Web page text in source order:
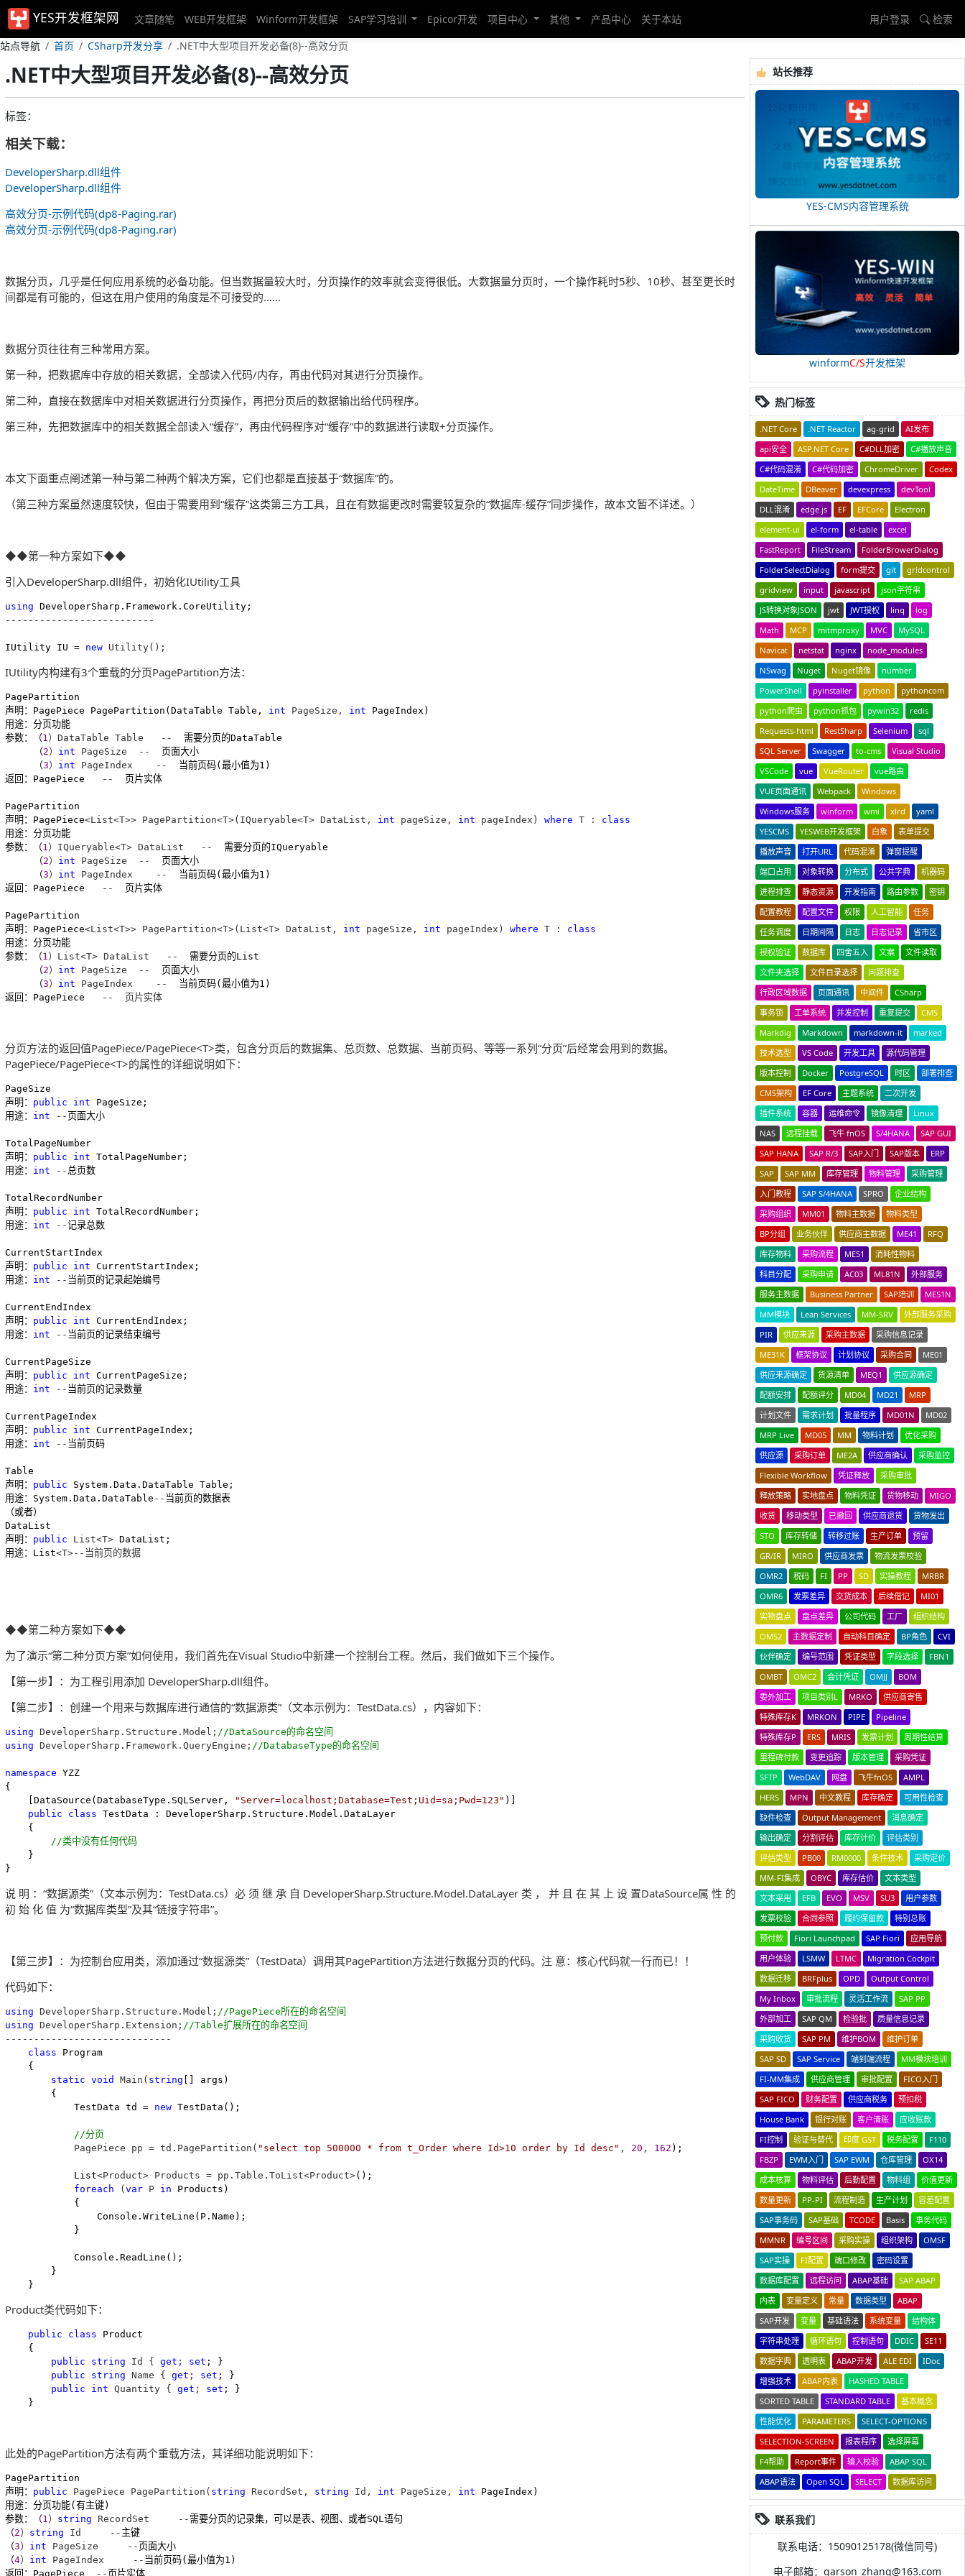
YES开发框架网 文章随笔 WEB开发框架 Winform开发框架 SAP学习培训 Epicor开发 项目中心 其他 产品中心 关于本站 用户登录
检索
站点导航
首页 CSharp开发分享 .NET中大型项目开发必备(8)--高效分页
.NET中大型项目开发必备(8)--高效分页
标签：
相关下载：
DeveloperSharp.dll组件
DeveloperSharp.dll组件
高效分页-示例代码(dp8-Paging.rar)
高效分页-示例代码(dp8-Paging.rar)
数据分页，几乎是任何应用系统的必备功能。但当数据量较大时，分页操作的效率就会变得很低。大数据量分页时，一个操作耗时5秒、10秒、甚至更长时
间都是有可能的，但这在用户使用的角度是不可接受的……
数据分页往往有三种常用方案。
第一种，把数据库中存放的相关数据，全部读入代码/内存，再由代码对其进行分页操作。
第二种，直接在数据库中对相关数据进行分页操作，再把分页后的数据输出给代码程序。
第三种，先把数据库中的相关数据全部读入“缓存”，再由代码程序对“缓存”中的数据进行读取+分页操作。
本文下面重点阐述第一种与第二种两个解决方案，它们也都是直接基于“数据库”的。
（第三种方案虽然速度较快，但由于需要用到“缓存”这类第三方工具，且在有数据更改时需要较复杂的“数据库-缓存”同步操作，故本文暂不详述。）
◆◆第一种方案如下◆◆
引入DeveloperSharp.dll组件，初始化IUtility工具
using
--------------------------
IUtility IU = new Utility();
IUtility内构建有3个重载的分页PagePartition方法：
PagePartition
声明：PagePiece PagePartition(DataTable Table, int PageSize, int PageIndex)
用途：分页功能
参数：（1 ）DataTable Table   --
  需要分页的DataTable
     （
2） int PageSize  --
  页面大小
     （
3） int PageIndex    --
  当前页码(最小值为1)
返回：PagePiece
--
  页片实体
PagePartition
声明：PagePiece<List<T>> PagePartition<T>(IQueryable<T> DataList, int pageSize, int pageIndex) where T : class
用途：分页功能
参数：（1 ）IQueryable<T> DataList   --
  需要分页的IQueryable
     （
2） int PageSize  --
  页面大小
     （
3） int PageIndex    --
  当前页码(最小值为1)
返回：PagePiece
--
  页片实体
PagePartition
声明：PagePiece<List<T>> PagePartition<T>(List<T> DataList, int pageSize, int pageIndex) where T : class
用途：分页功能
参数：（1 ）List<T> DataList   --
  需要分页的List
     （
2） int PageSize  --
  页面大小
     （
3） int PageIndex    --
  当前页码(最小值为1)
返回：PagePiece
--  页片实体
分页方法的返回值PagePiece/PagePiece<T>类，包含分页后的数据集、总页数、总数据、当前页码、等等一系列“分页”后经常会用到的数据。
PagePiece/PagePiece<T>的属性的详细说明如下：
PageSize
声明： public int PageSize;
用途： int -- 页面大小
TotalPageNumber
声明： public int TotalPageNumber;
用途： int -- 总页数
TotalRecordNumber
声明： public int TotalRecordNumber;
用途： int --记录总数
CurrentStartIndex
声明： public int CurrentStartIndex;
用途： int -- 当前页的记录起始编号
CurrentEndIndex
声明： public int CurrentEndIndex;
用途： int -- 当前页的记录结束编号
CurrentPageSize
声明： public int CurrentPageSize;
用途： int -- 当前页的记录数量
CurrentPageIndex
声明： public int CurrentPageIndex;
用途： int -- 当前页码
Table
声明： public System.Data.DataTable Table;
用途：System.Data.DataTable -- 当前页的数据表
（或者）
DataList
声明： public List<T> DataList;
用途：List<T>--当前页的数据
◆◆第二种方案如下◆◆
为了演示“第二种分页方案”如何使用，我们首先在Visual Studio中新建一个控制台工程。然后，我们做如下三个操作。
【第一步】：为工程引用添加 DeveloperSharp.dll组件。
【第二步】：创建一个用来与数据库进行通信的“数据源类”（文本示例为：TestData.cs），内容如下：
using DeveloperSharp.Structure.Model; //DataSource的命名空间
using DeveloperSharp.Framework.QueryEngine; //DatabaseType的命名空间
namespace YZZ
{
    [DataSource(DatabaseType.SQLServer,
" Server=localhost;Database=Test;Uid=sa;Pwd=123 " )]
public
class TestData : DeveloperSharp.Structure.Model.DataLayer
    {
//类中没有任何代码
    }
}
说 明 ：“数据源类”（文本示例为：TestData.cs）必 须 继 承 自 DeveloperSharp.Structure.Model.DataLayer 类 ， 并 且 在 其 上 设 置DataSource属 性 的
初 始 化 值 为“数据库类型”及其“链接字符串”。
【第三步】：为控制台应用类，添加通过“数据源类”（TestData）调用其PagePartition方法进行数据分页的代码。注 意：核心代码就一行而已！！
代码如下：
using DeveloperSharp.Structure.Model; //PagePiece所在的命名空间
using DeveloperSharp.Extension; //Table扩展所在的命名空间
-----------------------------
class Program
    {
static void Main( string [] args)
        {
            TestData td
= new TestData();
//分页
            PagePiece pp = td.PagePartition(
" select top 500000 * from t_Order where Id>10 order by Id desc " , 20 , 162 );
            List
<Product> Products = pp.Table.ToList<Product>();
foreach ( var P in Products)
            {
                Console.WriteLine(P.Name);
            }
            Console.ReadLine();
        }
    }
Product类代码如下：
public class Product
    {
public
string Id { get ; set ; }
public
string Name { get ; set ; }
public
int Quantity { get ; set ; }
    }
此处的PagePartition方法有两个重载方法，其详细功能说明如下：
PagePartition
声明： public PagePiece PagePartition( string RecordSet, string Id, int PageSize, int PageIndex)
用途：分页功能(有主键)
参数：（1 ） string RecordSet     --需要分页的记录集，可以是表、视图、或者SQL语句
（2） string Id     -- 主键
（3） int PageSize     -- 页面大小
（4） int PageIndex     -- 当前页码(最小值为1)
返回：PagePiece
-- 页片实体
站长推荐
YES-CMS内容管理系统
winformC/S开发框架
热门标签
.NET Core .NET Reactor ag-grid
AI发布
api安全
ASP.NET Core C#DLL加密
C#播放声音
C#代码混淆
C#代码加密 ChromeDriver
Codex
DateTime
DBeaver devexpress
devTool
DLL混淆
edge.js EF EFCore
Electron
element-ui
el-form el-table
excel
FastReport
FileStream
FolderBrowerDialog
FolderSelectDialog
form提交 git
gridcontrol
gridview
input javascript
json字符串
JS转换对象JSON
jwt JWT授权 linq
log
Math
MCP mitmproxy MVC
MySQL
Navicat
netstat nginx
node_modules
NSwag
Nuget Nuget镜像
number
PowerShell
pyinstaller python
pythoncom
python爬虫
python抓包 pywin32
redis
Requests-html
RestSharp Selenium
sql
SQL Server
Swagger to-cms
Visual Studio
VSCode
vue VueRouter
vue路由
VUE页面通讯
Webpack
Windows
Windows服务
winform wmi xlrd
yaml
YESCMS
YESWEB开发框架 白象
表单提交
播放声音
打开URL 代码混淆
弹窗提醒
端口占用
对象转换 分布式 公共字典
机器码
进程排查
静态资源 开发指南 路由参数
密钥
配置教程
配置文件 权限 人工智能
任务
任务调度
日期间隔 日志 日志记录
省市区
授权验证
数据库 四舍五入 文案
文件读取
文件夹选择
文件目录选择
问题排查
行政区域数据
页面通讯 中间件
CSharp
事务锁
工单系统 并发控制 重复提交
CMS
Markdig
Markdown markdown-it
marked
技术选型
VS Code 开发工具
源代码管理
版本控制
Docker PostgreSQL 时区
部署排查
CMS架构
EF Core 主题系统
二次开发
插件系统
容器 运维命令 镜像清理
Linux
NAS
远程挂载 飞牛 fnOS S/4HANA
SAP GUI
SAP HANA
SAP R/3 SAP入门 SAP版本
ERP
SAP
SAP MM 库存管理 物料管理
采购管理
入门教程
SAP S/4HANA SPRO
企业结构
采购组织
MM01 物料主数据
物料类型
BP分组
业务伙伴 供应商主数据 ME41
RFQ
库存物料
采购流程 ME51
消耗性物料
科目分配
采购申请 AC03 ML81N
外部服务
服务主数据
Business Partner SAP培训
ME51N
MM模块
Lean Services MM-SRV
外部服务采购
PIR
供应来源 采购主数据
采购信息记录
ME31K
框架协议 计划协议 采购合同
ME01
供应来源确定
货源清单 MEQ1
供应源确定
配额安排
配额评分 MD04 MD21
MRP
计划文件
需求计划 批量程序 MD01N
MD02
MRP Live
MD05 MM 物料计划
优化采购
供应源
采购订单 ME2A 供应商确认
采购监控
Flexible Workflow
凭证释放
采购审批
释放策略
实地盘点 物料凭证 货物移动
MIGO
收货
移动类型 已撤回 供应商退货
货物发出
STO
库存转储 转移过账 生产订单
预留
GR/IR
MIRO 供应商发票
物流发票校验
OMR2
税码 FI PP SD 实操教程
MRBR
OMR6
发票差异 交货成本 后续借记
MI01
实物盘点
盘点差异 公司代码 工厂
组织结构
OMS2
主数据定制 自动科目确定 BP角色
CVI
伙伴确定
编号范围 凭证类型 字段选择
FBN1
OMBT
OMC2 会计凭证 OMJJ
BOM
委外加工
项目类别L MRKO
供应商寄售
特殊库存K
MRKON PIPE
Pipeline
特殊库存P
ERS MRIS 发票计划
周期性结算
里程碑付款
变更追踪 版本管理
采购凭证
SFTP
WebDAV 网盘 飞牛fnOS
AMPL
HERS
MPN 中文教程 库存确定
可用性检查
缺件检查
Output Management
消息确定
输出确定
分割评估 库存计价
评估类别
评估类型
PB00 RM0000 条件技术
采购定价
MM-FI集成
OBYC 库存估价
文本类型
文本采用
EFB EVO MSV SU3
用户参数
发票校验
合同参照 履约保留款
特别总账
预付款
Fiori Launchpad SAP Fiori
应用导航
用户体验
LSMW LTMC
Migration Cockpit
数据迁移
BRFplus OPD
Output Control
My Inbox
审批流程 灵活工作流
SAP PP
外部加工
SAP QM 检验批
质量信息记录
采购收货
SAP PM 维护BOM
维护订单
SAP SD
SAP Service 端到端流程
MM模块培训
FI-MM集成
供应商管理 审批配置
FICO入门
SAP FICO
财务配置 供应商税务
预扣税
House Bank
银行对账 客户清账
应收账款
FI控制
验证与替代 印度 GST 税务配置
F110
FBZP
EWM入门 SAP EWM 仓库管理
OX14
成本核算
物料评估 后勤配置 物料组
价值更新
数量更新
PP-PI 流程制造 生产计划
容差配置
SAP事务码
SAP基础 TCODE Basis
事务代码
MMNR
编号区间 采购实操 组织架构
OMSF
SAP实操
FI配置 端口修改
密码设置
数据库配置
远程访问 ABAP基础
SAP ABAP
内表
变量定义 常量 数据类型
ABAP
SAP开发
变量 基础语法 系统变量
结构体
字符串处理
循环语句 控制语句 DDIC
SE11
数据字典
透明表 ABAP开发 ALE EDI
IDoc
增强技术
ABAP内表
HASHED TABLE
SORTED TABLE
STANDARD TABLE
基本概念
性能优化
PARAMETERS
SELECT-OPTIONS
SELECTION-SCREEN
报表程序
选择屏幕
F4帮助
Report事件 输入校验
ABAP SQL
ABAP语法
Open SQL SELECT 数据库访问
联系我们
联系电话：15090125178(微信同号)
电子邮箱：garson_zhang@163.com